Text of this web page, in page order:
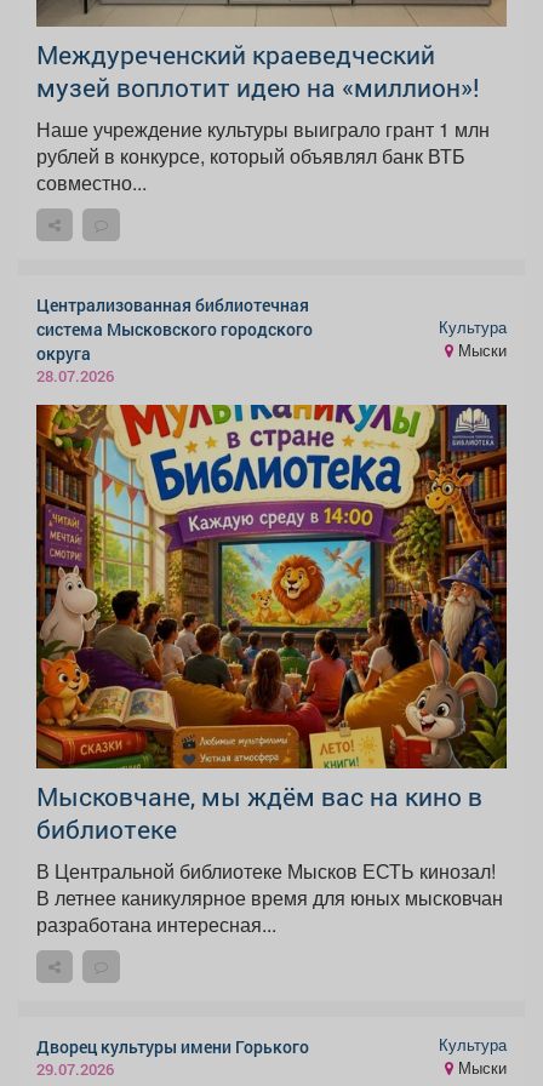
Междуреченский краеведческий
музей воплотит идею на «миллион»!
Наше учреждение культуры выиграло грант 1 млн
рублей в конкурсе, который объявлял банк ВТБ
совместно...
Централизованная библиотечная
система Мысковского городского
округа
28.07.2026
Культура
Мыски
Мысковчане, мы ждём вас на кино в
библиотеке
В Центральной библиотеке Мысков ЕСТЬ кинозал!
В летнее каникулярное время для юных мысковчан
разработана интересная...
Дворец культуры имени Горького
29.07.2026
Культура
Мыски